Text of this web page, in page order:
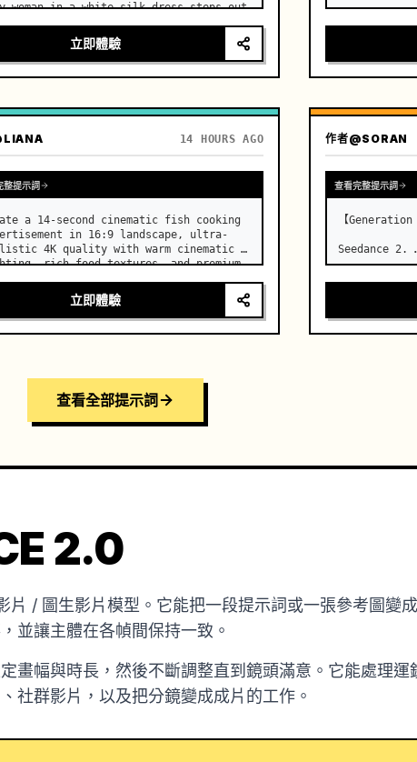
woman in a white silk dress steps out
立即體驗
14 HOURS AGO
整提示詞
a 14-second cinematic fish cooking
in 16:9 landscape, ultra-
4K quality with warm cinematic
rich food textures, and premium
立即體驗
作者@SORAN
查看完整提示詞
【Generation
Seedance 2.
查看全部提示詞
2.0
/ 圖生影片模型。它能把一段提示詞或一張參考圖變
並讓主體在各幀間保持一致。
畫幅與時長，然後不斷調整直到鏡頭滿意。它能處理運
社群影片，以及把分鏡變成成片的工作。